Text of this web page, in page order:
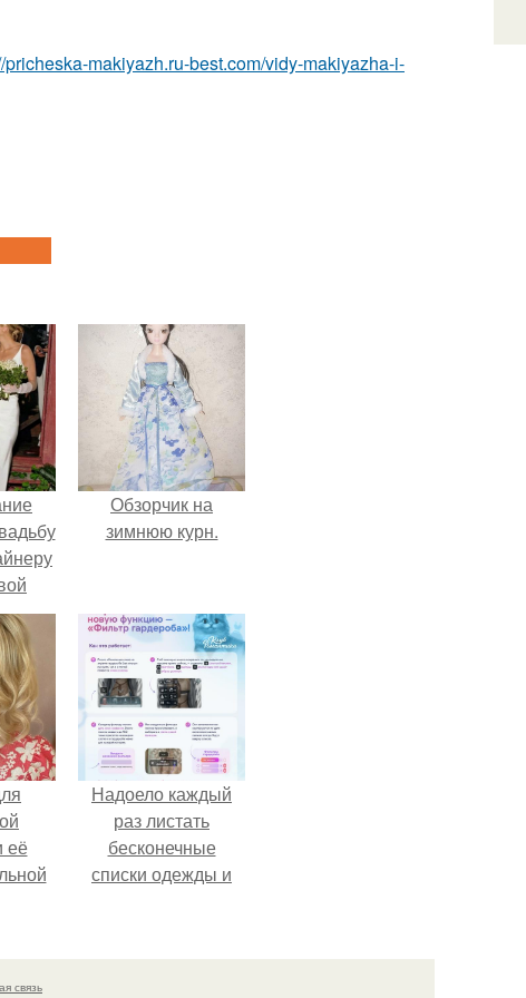
pricheska-makiyazh.ru-best.com/vidy-makiyazha-i-
Обзорчик на
зимнюю курн.
её
Надоело каждый
раз листать
бесконечные
списки одежды и
кусочкам?
связь